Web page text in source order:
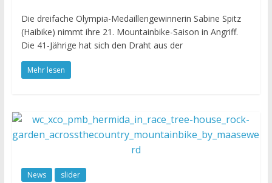
Die dreifache Olympia-Medaillengewinnerin Sabine Spitz
(Haibike) nimmt ihre 21. Mountainbike-Saison in Angriff.
Die 41-Jährige hat sich den Draht aus der
Mehr lesen
News slider